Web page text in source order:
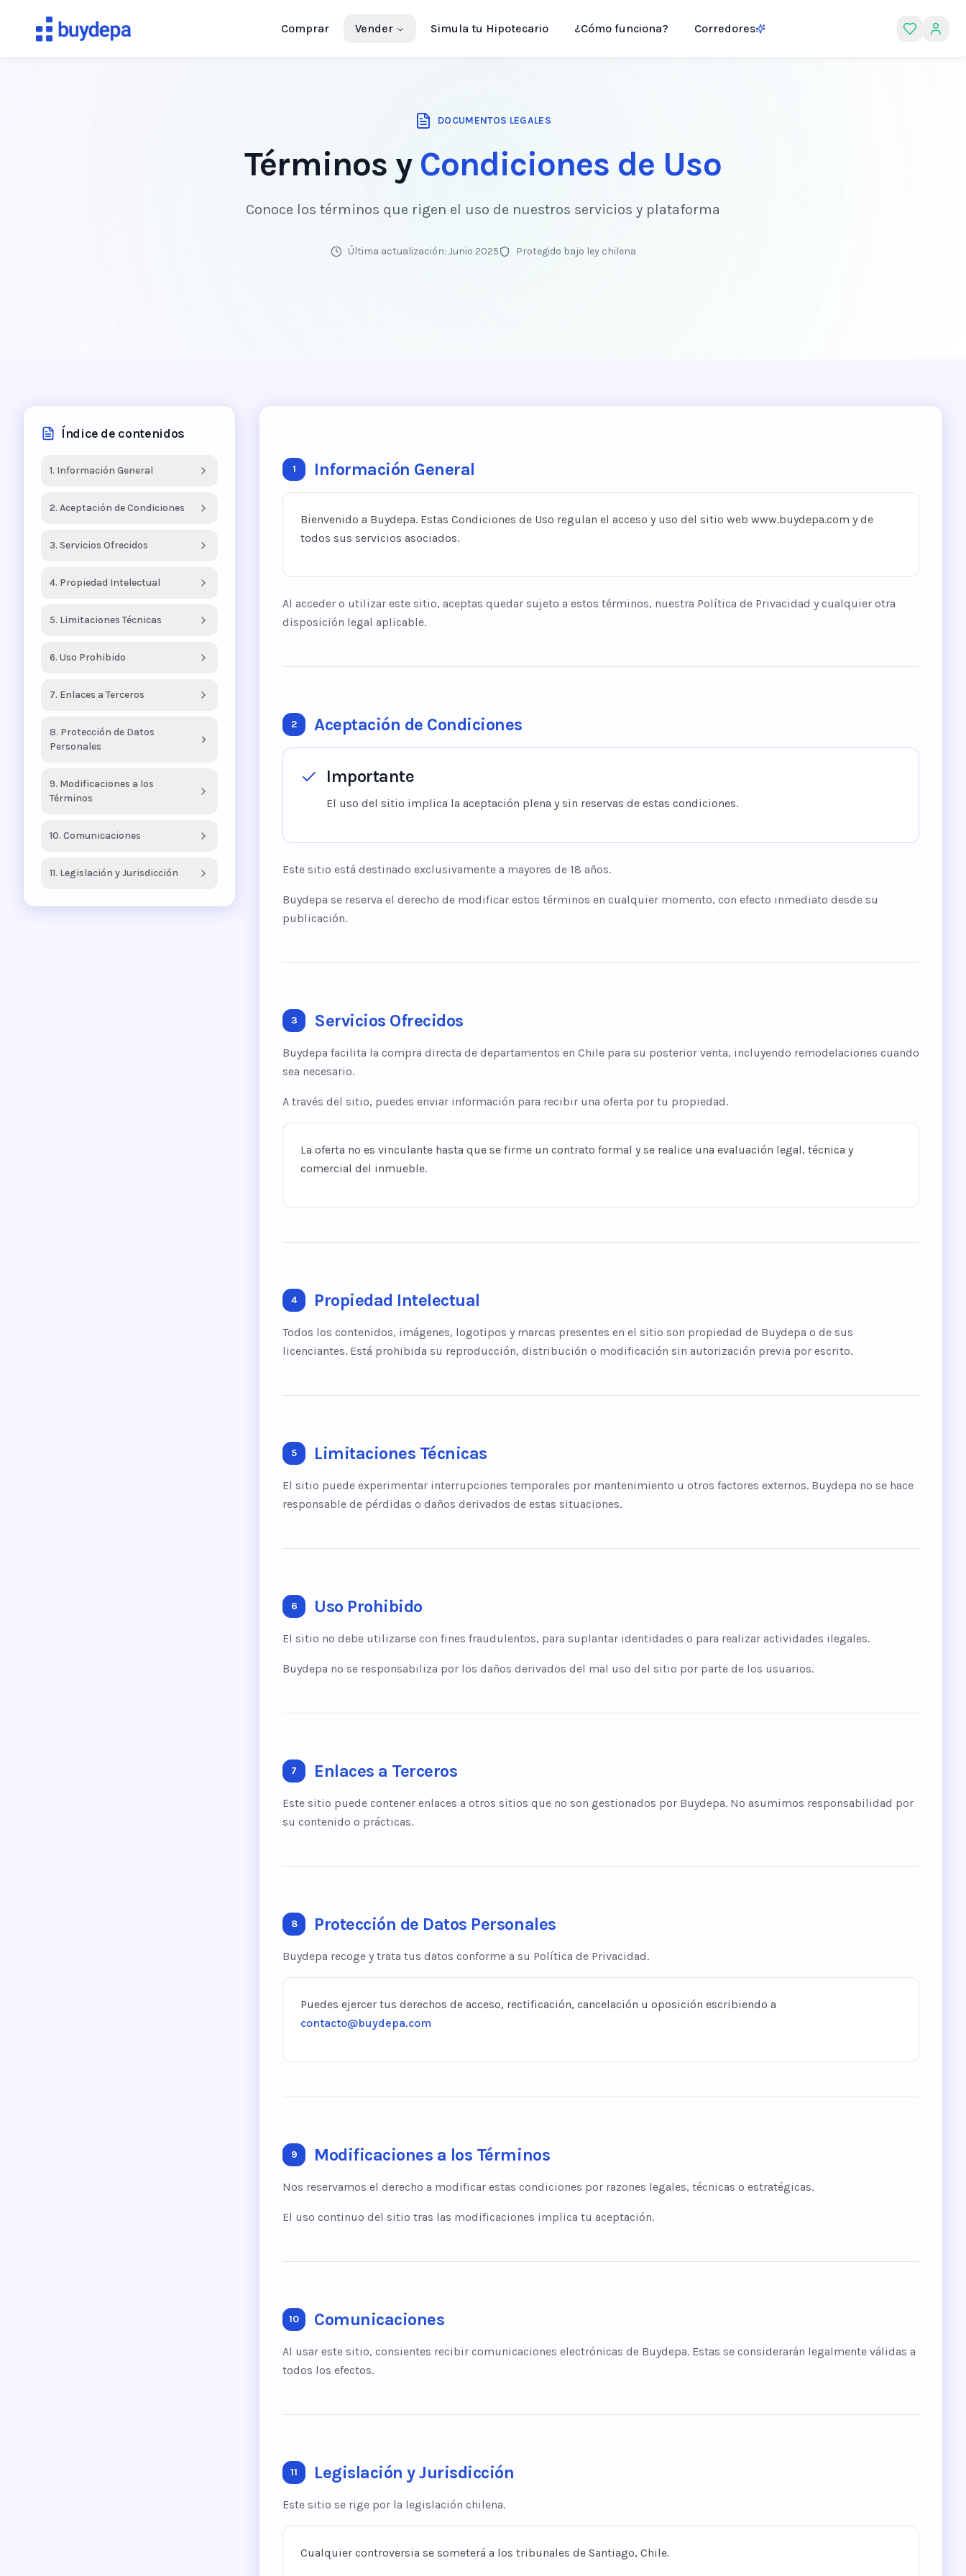
Comprar Vender Simula tu Hipotecario ¿Cómo funciona? Corredores
DOCUMENTOS LEGALES
Términos y Condiciones de Uso
Conoce los términos que rigen el uso de nuestros servicios y plataforma
Última actualización: Junio 2025 Protegido bajo ley chilena
Índice de contenidos
1. Información General
2. Aceptación de Condiciones
3. Servicios Ofrecidos
4. Propiedad Intelectual
5. Limitaciones Técnicas
6. Uso Prohibido
7. Enlaces a Terceros
8. Protección de Datos
Personales
9. Modificaciones a los
Términos
10. Comunicaciones
11. Legislación y Jurisdicción
1 Información General
Bienvenido a Buydepa. Estas Condiciones de Uso regulan el acceso y uso del sitio web www.buydepa.com y de
todos sus servicios asociados.
Al acceder o utilizar este sitio, aceptas quedar sujeto a estos términos, nuestra Política de Privacidad y cualquier otra
disposición legal aplicable.
2 Aceptación de Condiciones
Importante
El uso del sitio implica la aceptación plena y sin reservas de estas condiciones.
Este sitio está destinado exclusivamente a mayores de 18 años.
Buydepa se reserva el derecho de modificar estos términos en cualquier momento, con efecto inmediato desde su
publicación.
3 Servicios Ofrecidos
Buydepa facilita la compra directa de departamentos en Chile para su posterior venta, incluyendo remodelaciones cuando
sea necesario.
A través del sitio, puedes enviar información para recibir una oferta por tu propiedad.
La oferta no es vinculante hasta que se firme un contrato formal y se realice una evaluación legal, técnica y
comercial del inmueble.
4 Propiedad Intelectual
Todos los contenidos, imágenes, logotipos y marcas presentes en el sitio son propiedad de Buydepa o de sus
licenciantes. Está prohibida su reproducción, distribución o modificación sin autorización previa por escrito.
5 Limitaciones Técnicas
El sitio puede experimentar interrupciones temporales por mantenimiento u otros factores externos. Buydepa no se hace
responsable de pérdidas o daños derivados de estas situaciones.
6 Uso Prohibido
El sitio no debe utilizarse con fines fraudulentos, para suplantar identidades o para realizar actividades ilegales.
Buydepa no se responsabiliza por los daños derivados del mal uso del sitio por parte de los usuarios.
7 Enlaces a Terceros
Este sitio puede contener enlaces a otros sitios que no son gestionados por Buydepa. No asumimos responsabilidad por
su contenido o prácticas.
8 Protección de Datos Personales
Buydepa recoge y trata tus datos conforme a su Política de Privacidad.
Puedes ejercer tus derechos de acceso, rectificación, cancelación u oposición escribiendo a
contacto@buydepa.com
9 Modificaciones a los Términos
Nos reservamos el derecho a modificar estas condiciones por razones legales, técnicas o estratégicas.
El uso continuo del sitio tras las modificaciones implica tu aceptación.
10 Comunicaciones
Al usar este sitio, consientes recibir comunicaciones electrónicas de Buydepa. Estas se considerarán legalmente válidas a
todos los efectos.
11 Legislación y Jurisdicción
Este sitio se rige por la legislación chilena.
Cualquier controversia se someterá a los tribunales de Santiago, Chile.